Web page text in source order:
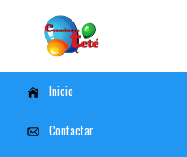
Inicio
Contactar